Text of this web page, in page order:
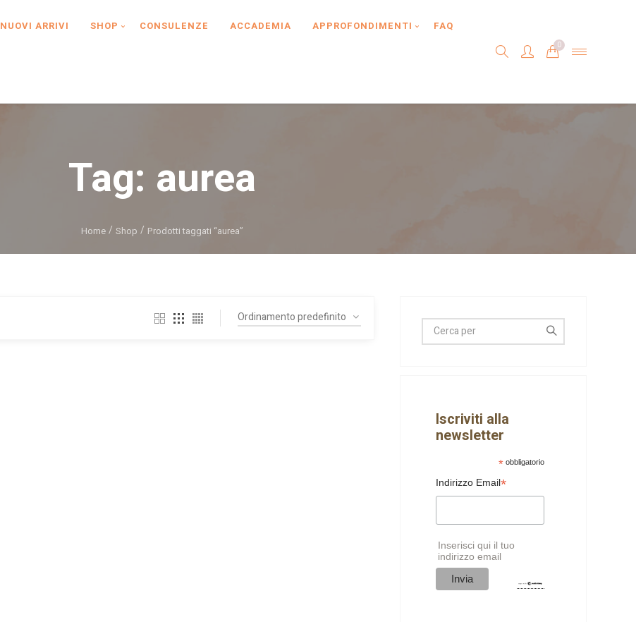
NUOVI ARRIVI SHOP CONSULENZE ACCADEMIA APPROFONDIMENTI FAQ
0
Tag: aurea
Home Shop Prodotti taggati “aurea”
Iscriviti alla
newsletter
*obbligatorio
Indirizzo Email*
Inserisci qui il tuo
indirizzo email